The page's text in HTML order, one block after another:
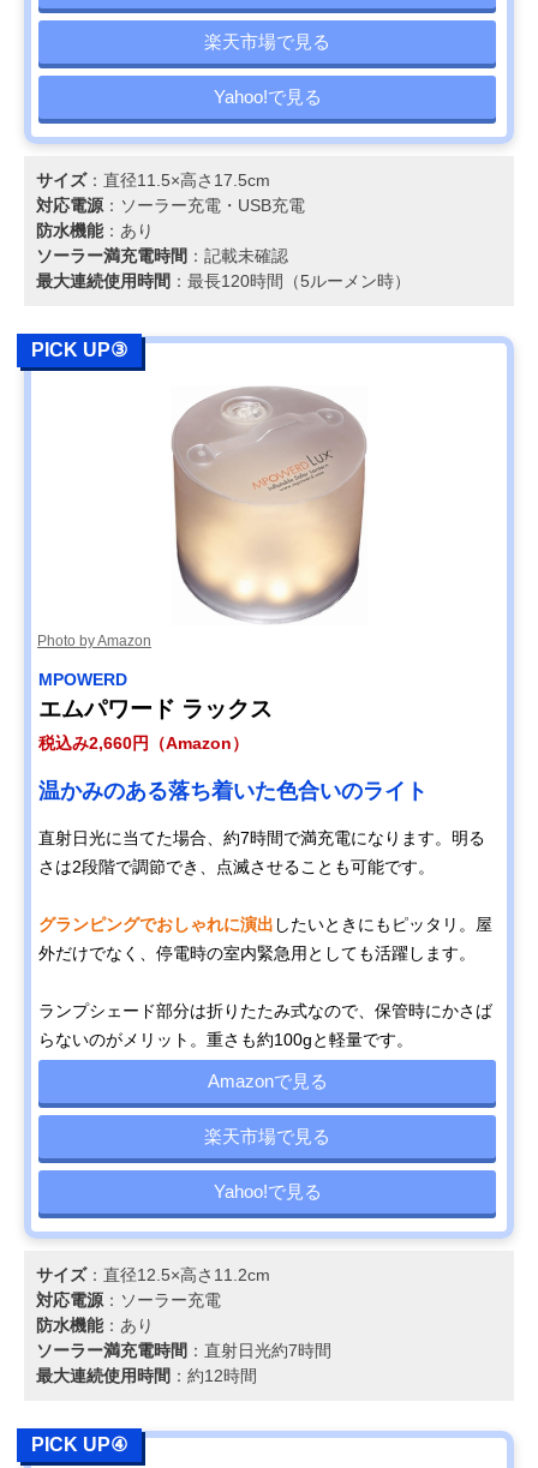
楽天市場で見る
Yahoo!で見る
サイズ：直径11.5×高さ17.5cm
対応電源：ソーラー充電‎・USB充電
防水機能：あり
ソーラー満充電時間 ：記載未確認
最大連続使用時間 ：最長120時間（5ルーメン時）
PICK UP③
Photo by Amazon
‎MPOWERD
エムパワード ラックス
税込み2,660円（Amazon）
温かみのある落ち着いた色合いのライト
直射日光に当てた場合、約7時間で満充電になります。明る
さは2段階で調節でき、点滅させることも可能です。
グランピングでおしゃれに演出 したいときにもピッタリ。屋
外だけでなく、停電時の室内緊急用としても活躍します。
ランプシェード部分は折りたたみ式なので、保管時にかさば
らないのがメリット。重さも約100gと軽量です。
Amazonで見る
楽天市場で見る
Yahoo!で見る
サイズ：直径12.5×高さ11.2cm
対応電源：ソーラー充電
防水機能：あり
ソーラー満充電時間 ：直射日光約7時間
最大連続使用時間 ：約12時間
PICK UP④